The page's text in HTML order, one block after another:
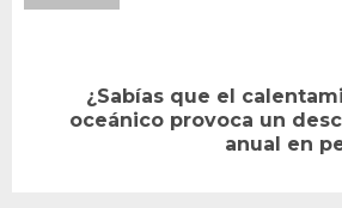
Siguiente
¿Sabías que el
oceánico provoca un
anual en